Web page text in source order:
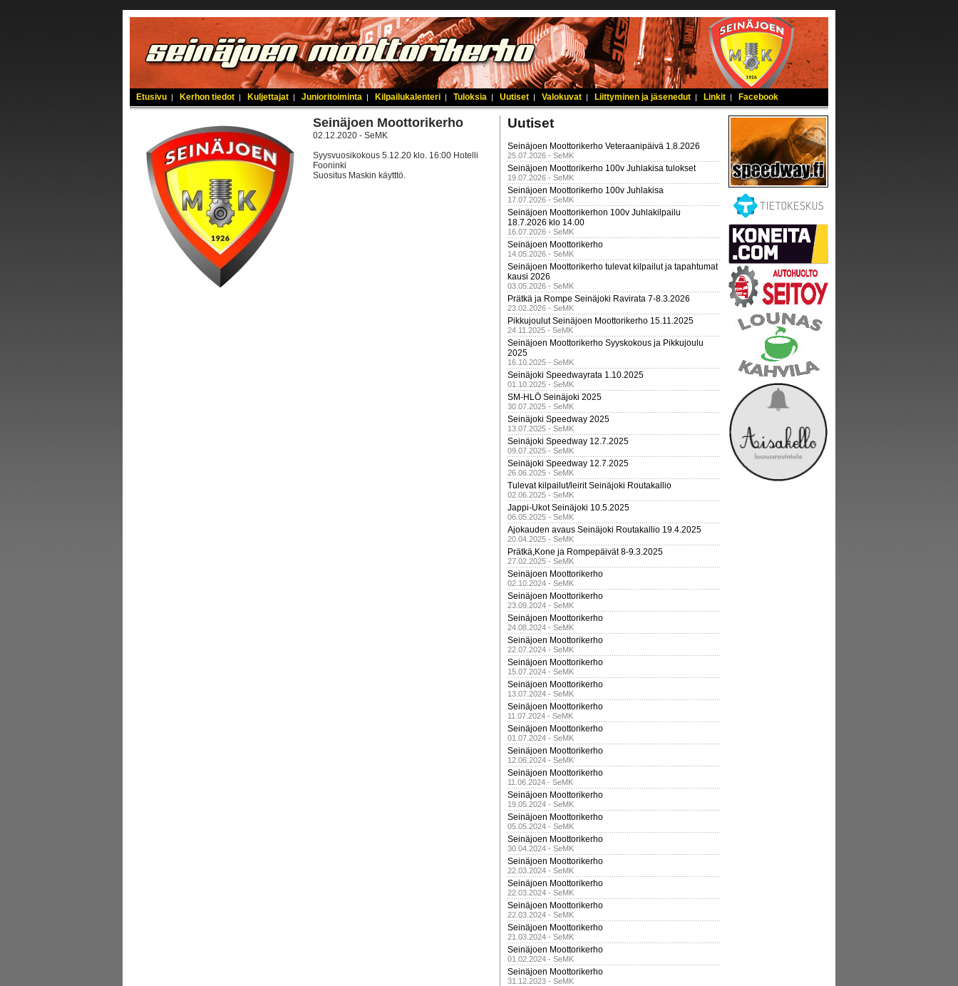
Etusivu | Kerhon tiedot | Kuljettajat | Junioritoiminta | Kilpailukalenteri | Tuloksia | Uutiset | Valokuvat | Liittyminen ja jäsenedut | Linkit | Facebook
Seinäjoen Moottorikerho
02.12.2020 - SeMK
Syysvuosikokous 5.12.20 klo. 16:00 Hotelli
Fooninki
Suositus Maskin käytttö.
Uutiset
Seinäjoen Moottorikerho Veteraanipäivä 1.8.2026
25.07.2026 - SeMK
Seinäjoen Moottorikerho 100v Juhlakisa tulokset
19.07.2026 - SeMK
Seinäjoen Moottorikerho 100v Juhlakisa
17.07.2026 - SeMK
Seinäjoen Moottorikerhon 100v Juhlakilpailu
18.7.2026 klo 14.00
16.07.2026 - SeMK
Seinäjoen Moottorikerho
14.05.2026 - SeMK
Seinäjoen Moottorikerho tulevat kilpailut ja tapahtumat
kausi 2026
03.05.2026 - SeMK
Prätkä ja Rompe Seinäjoki Ravirata 7-8.3.2026
23.02.2026 - SeMK
Pikkujoulut Seinäjoen Moottorikerho 15.11.2025
24.11.2025 - SeMK
Seinäjoen Moottorikerho Syyskokous ja Pikkujoulu
2025
16.10.2025 - SeMK
Seinäjoki Speedwayrata 1.10.2025
01.10.2025 - SeMK
SM-HLÖ Seinäjoki 2025
30.07.2025 - SeMK
Seinäjoki Speedway 2025
13.07.2025 - SeMK
Seinäjoki Speedway 12.7.2025
09.07.2025 - SeMK
Seinäjoki Speedway 12.7.2025
26.06.2025 - SeMK
Tulevat kilpailut/leirit Seinäjoki Routakallio
02.06.2025 - SeMK
Jappi-Ukot Seinäjoki 10.5.2025
06.05.2025 - SeMK
Ajokauden avaus Seinäjoki Routakallio 19.4.2025
20.04.2025 - SeMK
Prätkä,Kone ja Rompepäivät 8-9.3.2025
27.02.2025 - SeMK
Seinäjoen Moottorikerho
02.10.2024 - SeMK
Seinäjoen Moottorikerho
23.09.2024 - SeMK
Seinäjoen Moottorikerho
24.08.2024 - SeMK
Seinäjoen Moottorikerho
22.07.2024 - SeMK
Seinäjoen Moottorikerho
15.07.2024 - SeMK
Seinäjoen Moottorikerho
13.07.2024 - SeMK
Seinäjoen Moottorikerho
11.07.2024 - SeMK
Seinäjoen Moottorikerho
01.07.2024 - SeMK
Seinäjoen Moottorikerho
12.06.2024 - SeMK
Seinäjoen Moottorikerho
11.06.2024 - SeMK
Seinäjoen Moottorikerho
19.05.2024 - SeMK
Seinäjoen Moottorikerho
05.05.2024 - SeMK
Seinäjoen Moottorikerho
30.04.2024 - SeMK
Seinäjoen Moottorikerho
22.03.2024 - SeMK
Seinäjoen Moottorikerho
22.03.2024 - SeMK
Seinäjoen Moottorikerho
22.03.2024 - SeMK
Seinäjoen Moottorikerho
21.03.2024 - SeMK
Seinäjoen Moottorikerho
01.02.2024 - SeMK
Seinäjoen Moottorikerho
31.12.2023 - SeMK